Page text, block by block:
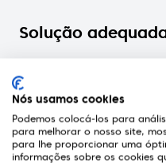
Solução
credenciado que
para o seu caso.
Nós usamos cookies
Podemos colocá-los para
para melhorar o nosso site,
para lhe proporcionar uma
informações sobre os cookies